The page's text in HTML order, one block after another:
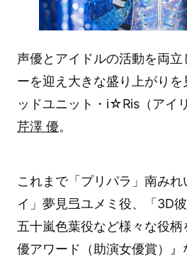
声優とアイドルの活動を両
ーを迎え大きな盛り上がりを
ッドユニット・i☆Ris（アイ
芹澤 優。
これまで「プリパラ」南み
イ」夢見弖ユメミ役、「3D
五十嵐色葉役など様々な役
優アワード（助演女優賞）